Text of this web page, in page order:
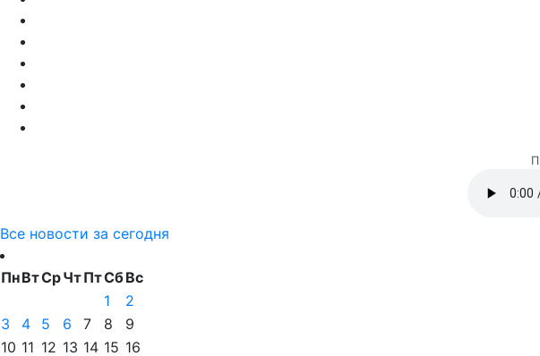
Все новости за сегодня
ПнВтСрЧтПтСбВс
1
2
3
4 5 6 7 8
9
10 11 12 13 14 15 16